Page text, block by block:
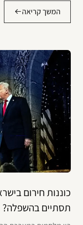
המשך קריאה
כוננות חירום
תסתיים בהשפלה?